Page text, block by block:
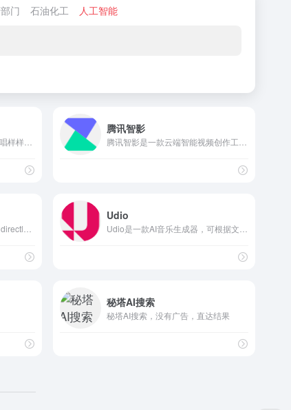
门 石油化工 人工智能
腾讯智影
Udio
秘塔AI搜索
秘塔AI搜索，没有广告，直达结果